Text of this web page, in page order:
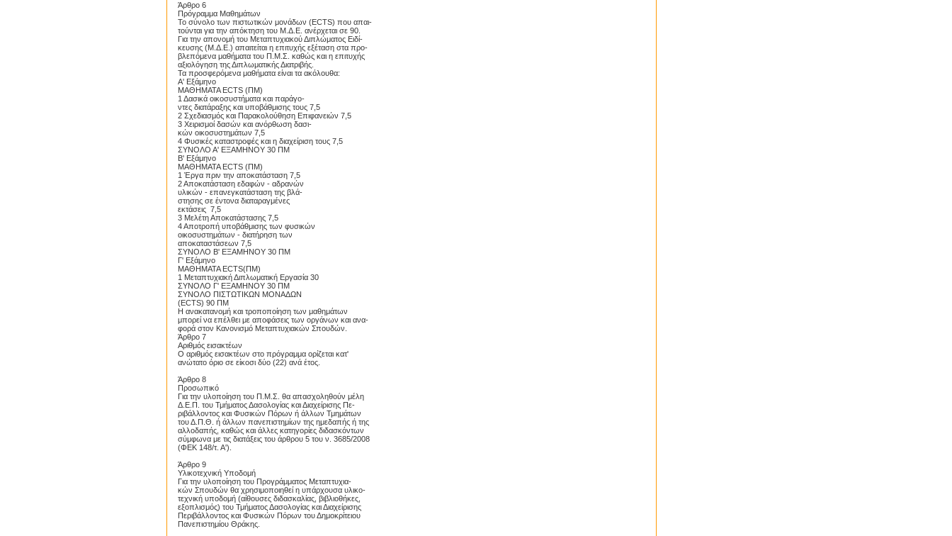
Άρθρο 6
Πρόγραμμα Μαθημάτων
Το σύνολο των πιστωτικών μονάδων (ECTS) που απαι-
τούνται για την απόκτηση του Μ.Δ.Ε. ανέρχεται σε 90.
Για την απονομή του Μεταπτυχιακού Διπλώματος Ειδί-
κευσης (Μ.Δ.Ε.) απαιτείται η επιτυχής εξέταση στα προ-
βλεπόμενα μαθήματα του Π.Μ.Σ. καθώς και η επιτυχής
αξιολόγηση της Διπλωματικής Διατριβής.
Τα προσφερόμενα μαθήματα είναι τα ακόλουθα:
Α' Εξάμηνο
ΜΑΘΗΜΑΤΑ ECTS (ΠΜ)
1 Δασικά οικοσυστήματα και παράγο-
ντες διατάραξης και υποβάθμισης τους 7,5
2 Σχεδιασμός και Παρακολούθηση Επιφανειών 7,5
3 Χειρισμοί δασών και ανόρθωση δασι-
κών οικοσυστημάτων 7,5
4 Φυσικές καταστροφές και η διαχείριση τους 7,5
ΣΥΝΟΛΟ Α' ΕΞΑΜΗΝΟΥ 30 ΠΜ
Β' Εξάμηνο
ΜΑΘΗΜΑΤΑ ECTS (ΠΜ)
1 Έργα πριν την αποκατάσταση 7,5
2 Αποκατάσταση εδαφών - αδρανών
υλικών - επανεγκατάσταση της βλά-
στησης σε έντονα διαταραγμένες
εκτάσεις 7,5
3 Μελέτη Αποκατάστασης 7,5
4 Αποτροπή υποβάθμισης των φυσικών
οικοσυστημάτων - διατήρηση των
αποκαταστάσεων 7,5
ΣΥΝΟΛΟ Β' ΕΞΑΜΗΝΟΥ 30 ΠΜ
Γ' Εξάμηνο
ΜΑΘΗΜΑΤΑ ECTS(ΠΜ)
1 Μεταπτυχιακή Διπλωματική Εργασία 30
ΣΥΝΟΛΟ Γ' ΕΞΑΜΗΝΟΥ 30 ΠΜ
ΣΥΝΟΛΟ ΠΙΣΤΩΤΙΚΩΝ ΜΟΝΑΔΩΝ
(ECTS) 90 ΠΜ
Η ανακατανομή και τροποποίηση των μαθημάτων
μπορεί να επέλθει με αποφάσεις των οργάνων και ανα-
φορά στον Κανονισμό Μεταπτυχιακών Σπουδών.
Άρθρο 7
Αριθμός εισακτέων
Ο αριθμός εισακτέων στο πρόγραμμα ορίζεται κατ'
ανώτατο όριο σε είκοσι δύο (22) ανά έτος.
Άρθρο 8
Προσωπικό
Για την υλοποίηση του Π.Μ.Σ. θα απασχοληθούν μέλη
Δ.Ε.Π. του Τμήματος Δασολογίας και Διαχείρισης Πε-
ριβάλλοντος και Φυσικών Πόρων ή άλλων Τμημάτων
του Δ.Π.Θ. ή άλλων πανεπιστημίων της ημεδαπής ή της
αλλοδαπής, καθώς και άλλες κατηγορίες διδασκόντων
σύμφωνα με τις διατάξεις του άρθρου 5 του ν. 3685/2008
(ΦΕΚ 148/τ. Α').
Άρθρο 9
Υλικοτεχνική Υποδομή
Για την υλοποίηση του Προγράμματος Μεταπτυχια-
κών Σπουδών θα χρησιμοποιηθεί η υπάρχουσα υλικο-
τεχνική υποδομή (αίθουσες διδασκαλίας, βιβλιοθήκες,
εξοπλισμός) του Τμήματος Δασολογίας και Διαχείρισης
Περιβάλλοντος και Φυσικών Πόρων του Δημοκρίτειου
Πανεπιστημίου Θράκης.